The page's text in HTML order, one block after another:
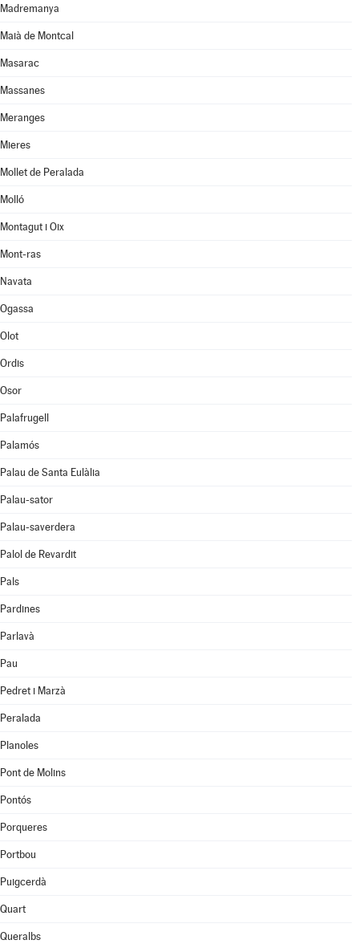
Madremanya
Maià de Montcal
Masarac
Massanes
Meranges
Mieres
Mollet de Peralada
Molló
Montagut i Oix
Mont-ras
Navata
Ogassa
Olot
Ordis
Osor
Palafrugell
Palamós
Palau de Santa Eulàlia
Palau-sator
Palau-saverdera
Palol de Revardit
Pals
Pardines
Parlavà
Pau
Pedret i Marzà
Peralada
Planoles
Pont de Molins
Pontós
Porqueres
Portbou
Puigcerdà
Quart
Queralbs